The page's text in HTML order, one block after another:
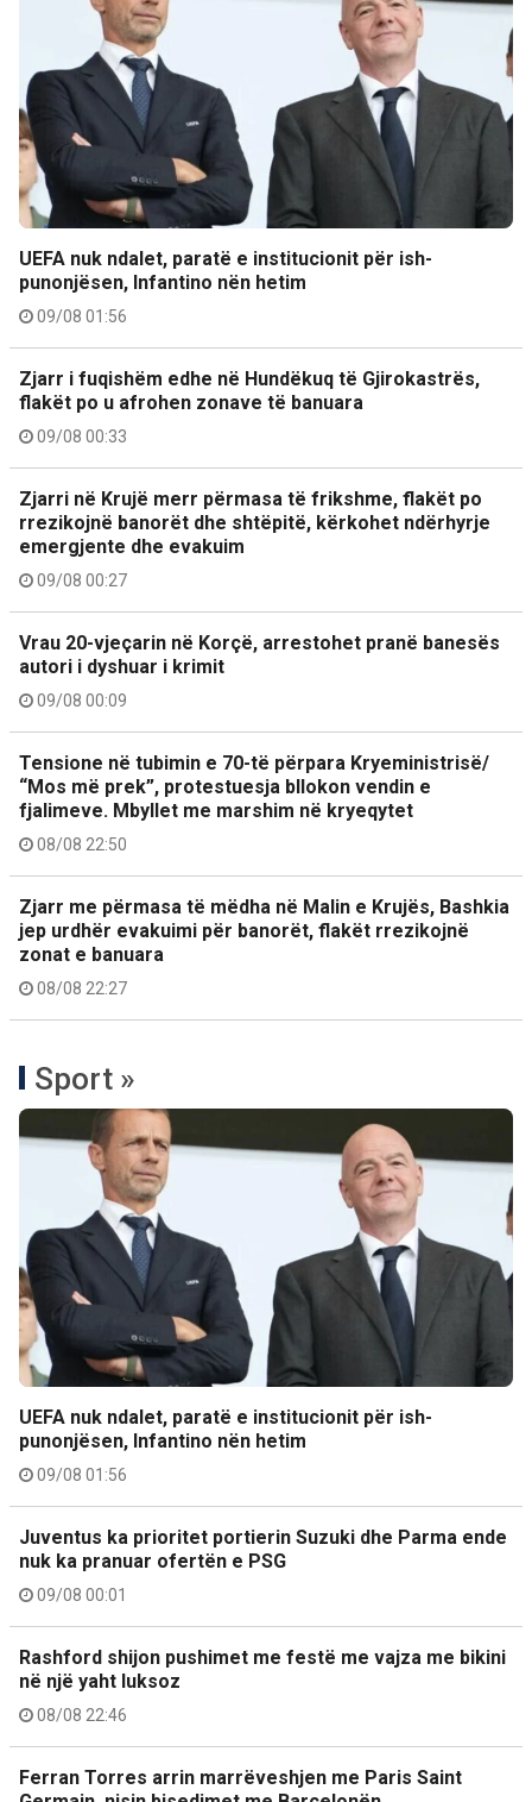
UEFA nuk ndalet, paratë e institucionit për ish-
punonjësen, Infantino nën hetim
09/08 01:56
Zjarr i fuqishëm edhe në Hundëkuq të Gjirokastrës,
flakët po u afrohen zonave të banuara
09/08 00:33
Zjarri në Krujë merr përmasa të frikshme, flakët po
rrezikojnë banorët dhe shtëpitë, kërkohet ndërhyrje
emergjente dhe evakuim
09/08 00:27
Vrau 20-vjeçarin në Korçë, arrestohet pranë banesës
autori i dyshuar i krimit
09/08 00:09
Tensione në tubimin e 70-të përpara Kryeministrisë/
“Mos më prek”, protestuesja bllokon vendin e
fjalimeve. Mbyllet me marshim në kryeqytet
08/08 22:50
Zjarr me përmasa të mëdha në Malin e Krujës, Bashkia
jep urdhër evakuimi për banorët, flakët rrezikojnë
zonat e banuara
08/08 22:27
Sport »
UEFA nuk ndalet, paratë e institucionit për ish-
punonjësen, Infantino nën hetim
09/08 01:56
Juventus ka prioritet portierin Suzuki dhe Parma ende
nuk ka pranuar ofertën e PSG
09/08 00:01
Rashford shijon pushimet me festë me vajza me bikini
në një yaht luksoz
08/08 22:46
Ferran Torres arrin marrëveshjen me Paris Saint